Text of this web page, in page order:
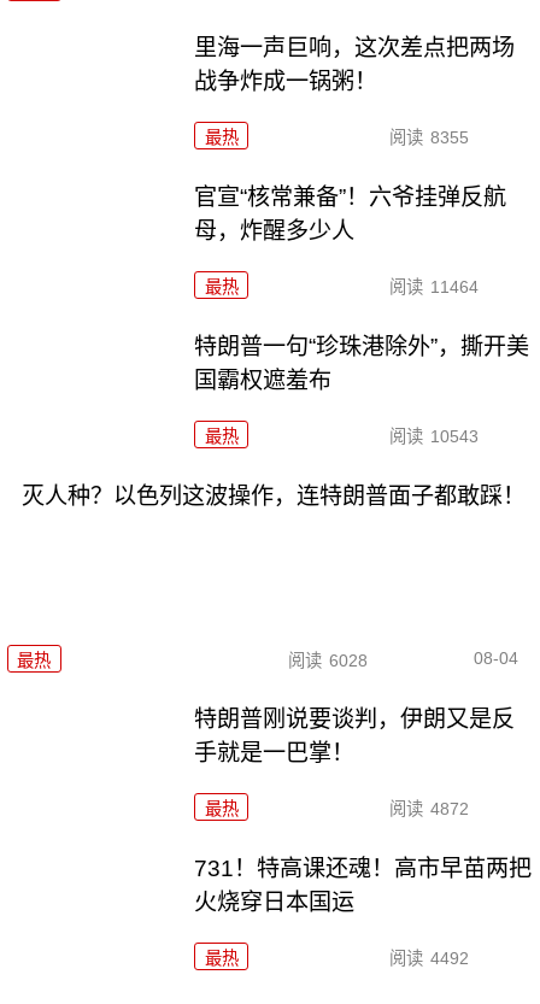
里海一声巨响，这次差点把两场
战争炸成一锅粥！
最热 阅读 8355
官宣“核常兼备”！六爷挂弹反航
母，炸醒多少人
最热 阅读 11464
特朗普一句“珍珠港除外”，撕开美
国霸权遮羞布
最热 阅读 10543
灭人种？以色列这波操作，连特朗普面子都敢踩！
最热 阅读 6028 08-04
特朗普刚说要谈判，伊朗又是反
手就是一巴掌！
最热 阅读 4872
731！特高课还魂！高市早苗两把
火烧穿日本国运
最热 阅读 4492